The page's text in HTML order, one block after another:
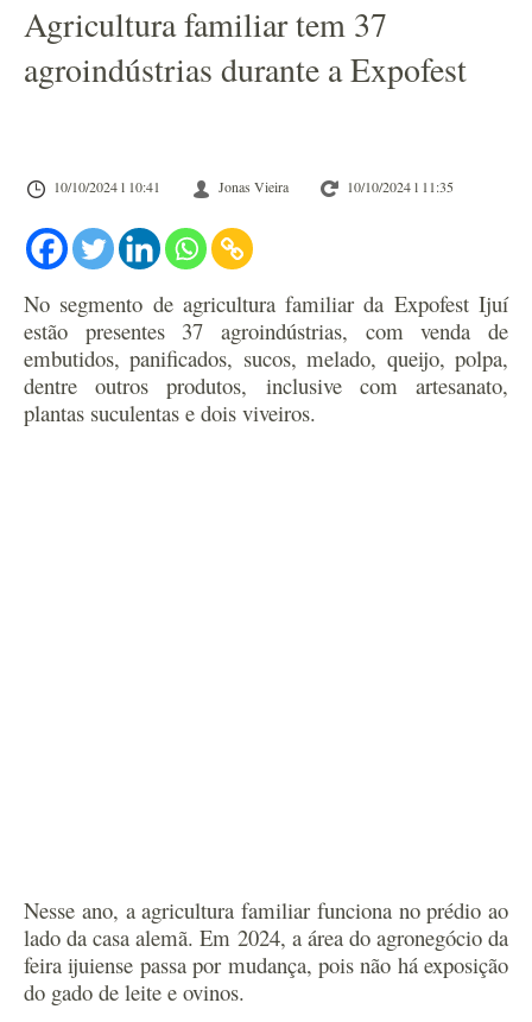
Agricultura familiar tem 37
agroindústrias durante a Expofest
10/10/2024 l 10:41 Jonas Vieira 10/10/2024 l 11:35
No segmento de agricultura familiarda Expofest Ijuí
estão presentes 37 agroindústrias, com venda de
embutidos, panificados, sucos, melado, queijo, polpa,
dentre outros produtos, inclusive com artesanato,
plantas suculentas e dois viveiros.
Nesse ano, a agricultura familiar funciona no prédio ao
lado da casa alemã.Em 2024, aárea do agronegócioda
feira ijuiense passa por mudança, pois não há exposição
do gado de leite e ovinos.